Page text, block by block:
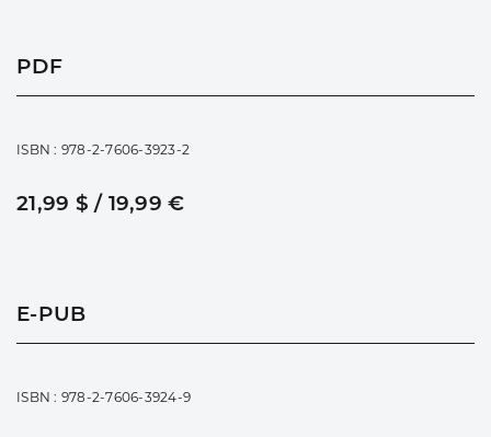
PDF
ISBN : 978-2-7606-3923-2
21,99 $ / 19,99 €
E-PUB
ISBN : 978-2-7606-3924-9